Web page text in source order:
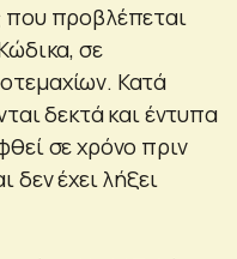
που προβλέπεται
σε
Κατά
δεκτά και έντυπα
σε χρόνο πριν
έχει λήξει